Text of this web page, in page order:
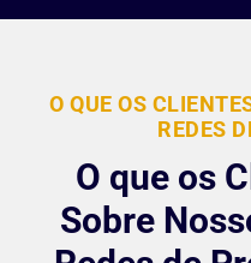
O QUE OS
REDES
O que os
Sobre